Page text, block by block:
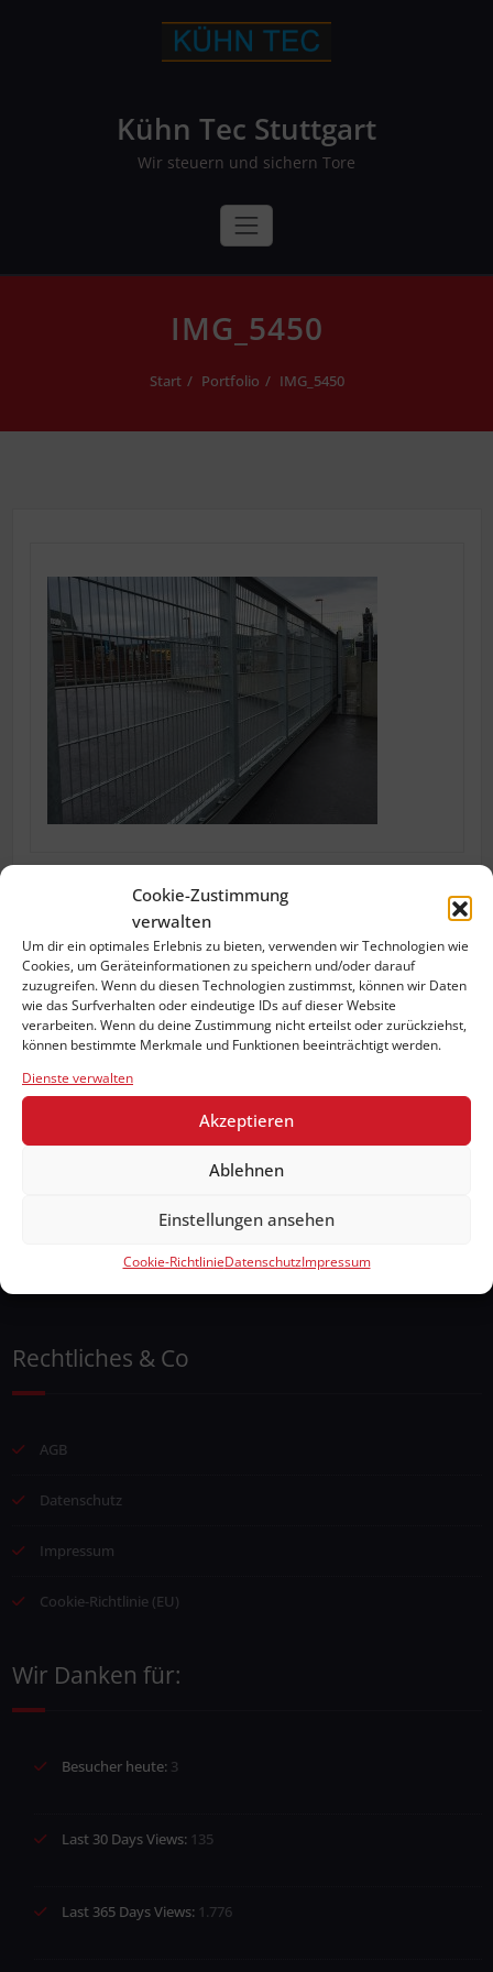
Cookie-Zustimmung
verwalten
Um dir ein optimales Erlebnis zu bieten, verwenden wir Technologien wie
Cookies, um Geräteinformationen zu speichern und/oder darauf
zuzugreifen. Wenn du diesen Technologien zustimmst, können wir Daten
wie das Surfverhalten oder eindeutige IDs auf dieser Website
verarbeiten. Wenn du deine Zustimmung nicht erteilst oder zurückziehst,
können bestimmte Merkmale und Funktionen beeinträchtigt werden.
Dienste verwalten
Akzeptieren
Ablehnen
Einstellungen ansehen
Cookie-RichtlinieDatenschutzImpressum
Kühn Tec Stuttgart
Wir steuern und sichern Tore
IMG_5450
Start Portfolio IMG_5450
Webseite durchsuchen
Rechtliches & Co
AGB
Datenschutz
Impressum
Cookie-Richtlinie (EU)
Wir Danken für:
Besucher heute: 3
Last 30 Days Views: 135
Last 365 Days Views: 1.776